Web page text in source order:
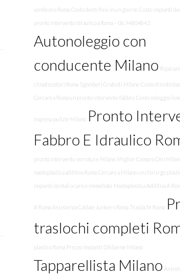
vendo oro Roma Costo denti fissi in un giorno Costo impianti
pronto intervento idraulico a Roma – 06.94804843
Autonoleggio con
conducente Milano
climatizzatori Roma Sgomberi Gratuiti Milano Costo
Cercare a Roma un pronto intervento fabbro Costo noleggio
Impresa pulizie Milano Pronto
Fabbro E Idraulico
pronto intervento serrature Milano Miglior Compro Oro
mastoplastica additiva Roma Cercare a Milano un chirurgo
impianti dentali a carico immediato Mastoplastica Additiva A
A Roma Assistenza Caldaie Junkers Roma Traslochi Roma
traslochi completi
plastico Roma Prezzo Impianti D’Allarme Milano
Tapparellista Milano